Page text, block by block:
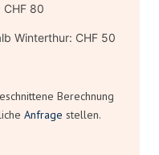
80
Winterthur: CHF 50
Berechnung
Anfrage stellen.